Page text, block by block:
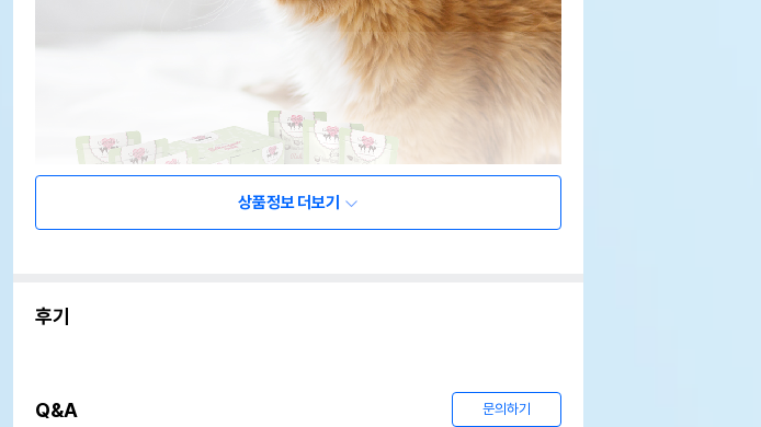
상품정보 더보기
후기
Q&A 문의하기